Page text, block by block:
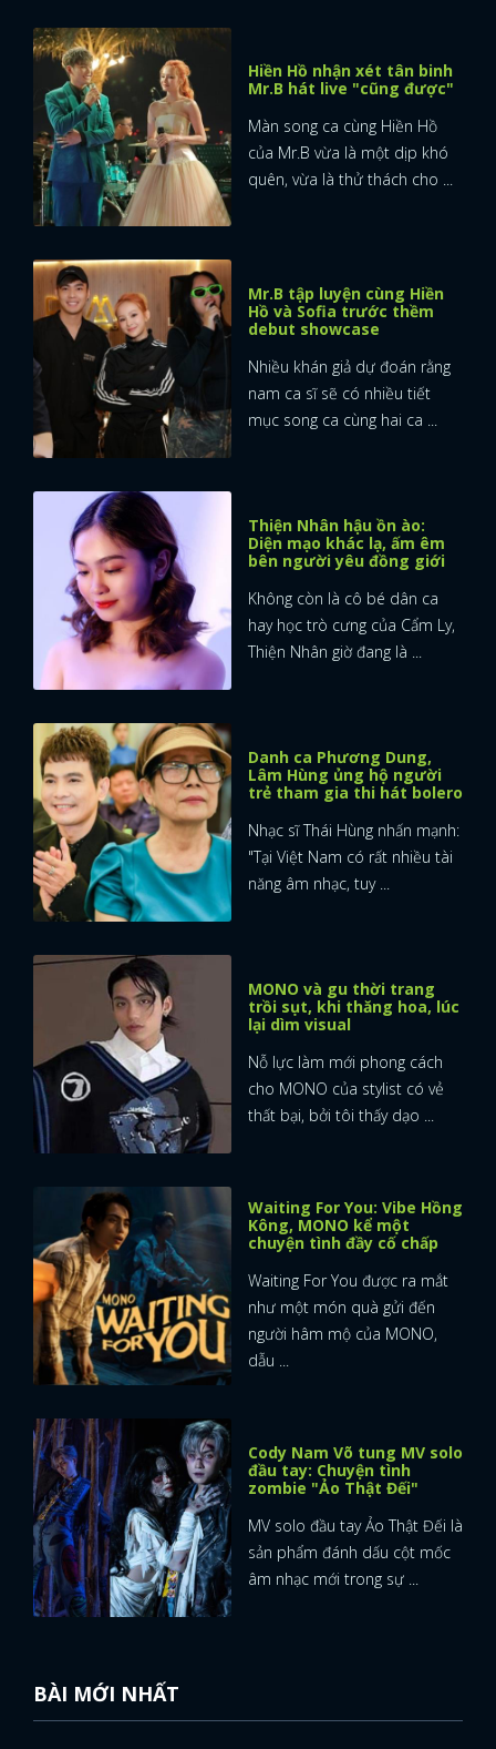
FACEBOOK
Hiền Hồ nhận xét tân binh
Mr.B hát live "cũng được"
Màn song ca cùng Hiền Hồ
của Mr.B vừa là một dịp khó
quên, vừa là thử thách cho ...
Mr.B tập luyện cùng Hiền
Hồ và Sofia trước thềm
debut showcase
Nhiều khán giả dự đoán rằng
nam ca sĩ sẽ có nhiều tiết
mục song ca cùng hai ca ...
Thiện Nhân hậu ồn ào:
Diện mạo khác lạ, ấm êm
bên người yêu đồng giới
Không còn là cô bé dân ca
hay học trò cưng của Cẩm Ly,
Thiện Nhân giờ đang là ...
Danh ca Phương Dung,
Lâm Hùng ủng hộ người
trẻ tham gia thi hát bolero
Nhạc sĩ Thái Hùng nhấn mạnh:
"Tại Việt Nam có rất nhiều tài
năng âm nhạc, tuy ...
MONO và gu thời trang
trồi sụt, khi thăng hoa, lúc
lại dìm visual
Nỗ lực làm mới phong cách
cho MONO của stylist có vẻ
thất bại, bởi tôi thấy dạo ...
Waiting For You: Vibe Hồng
Kông, MONO kể một
chuyện tình đầy cố chấp
Waiting For You được ra mắt
như một món quà gửi đến
người hâm mộ của MONO,
dẫu ...
Cody Nam Võ tung MV solo
đầu tay: Chuyện tình
zombie "Ảo Thật Đếi"
MV solo đầu tay Ảo Thật Đếi là
sản phẩm đánh dấu cột mốc
âm nhạc mới trong sự ...
BÀI MỚI NHẤT